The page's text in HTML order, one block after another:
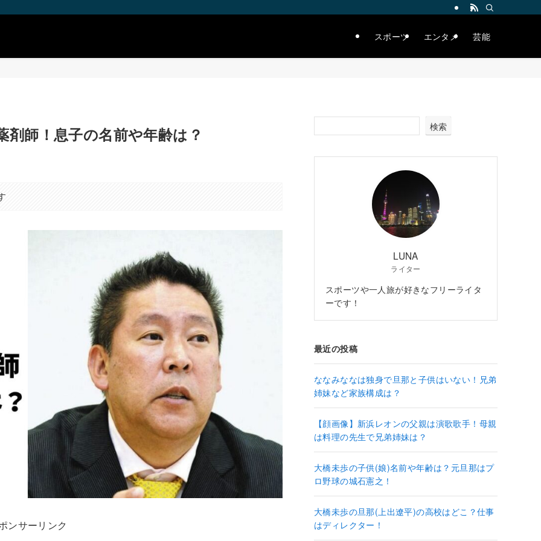
スポーツ エンタメ 芸能
剤師！息子の名前や年齢は？
ンサーリンク
検索
LUNA
ライター
スポーツや一人旅が好きなフリーライタ
ーです！
最近の投稿
ななみななは独身で旦那と子供はいない！兄弟
姉妹など家族構成は？
【顔画像】新浜レオンの父親は演歌歌手！母親
は料理の先生で兄弟姉妹は？
大橋未歩の子供(娘)名前や年齢は？元旦那はプ
ロ野球の城石憲之！
大橋未歩の旦那(上出遼平)の高校はどこ？仕事
はディレクター！